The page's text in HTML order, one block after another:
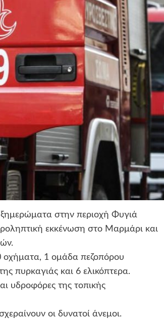
στην περιοχή Φυγιά
εκκένωση στο Μαρμάρι και
οχήματα, 1 ομάδα πεζοπόρου
πυρκαγιάς και 6 ελικόπτερα.
υδροφόρες της τοπικής
οι δυνατοί άνεμοι.